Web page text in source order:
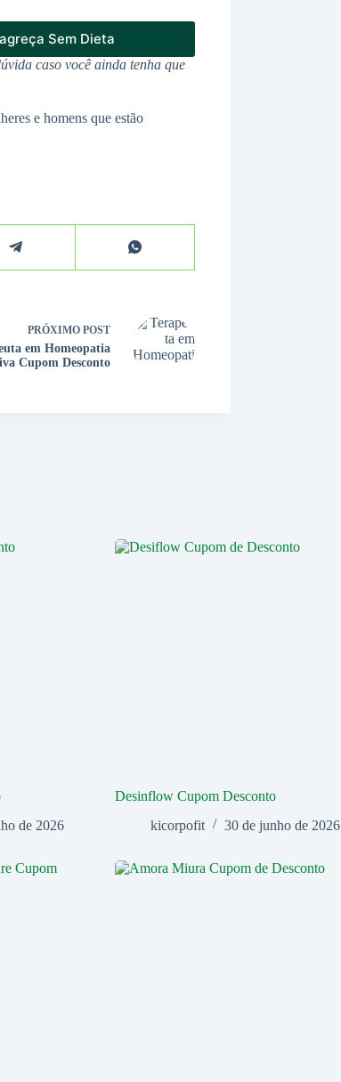
Sem Dieta
caso você ainda tenha que
e homens que estão
PRÓXIMO POST
em Homeopatia
Cupom Desconto
de 2026
Desinflow Cupom Desconto
kicorpofit
30 de junho de 2026